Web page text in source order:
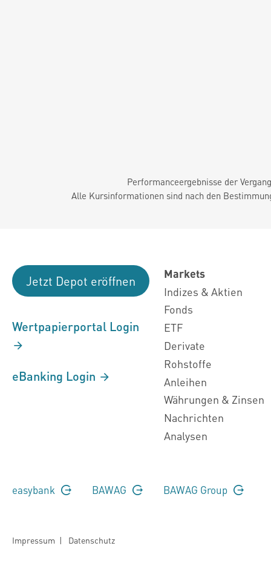
Performanceergebnisse der
Alle Kursinformationen sind nach den
Jetzt Depot eröffnen
Wertpapierportal Login
eBanking Login
Markets
Indizes & Aktien
Fonds
ETF
Derivate
Rohstoffe
Anleihen
Währungen & Zinsen
Nachrichten
Analysen
easybank BAWAG BAWAG Group
Impressum | Datenschutz